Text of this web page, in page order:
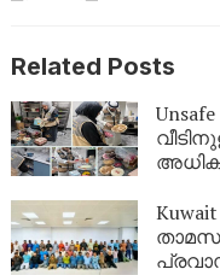
Related Posts